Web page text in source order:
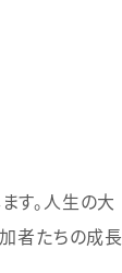
す。人生の大
者たちの成長